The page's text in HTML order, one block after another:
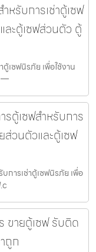
รับการเช่าตู้เซฟ
ละตู้เซฟส่วนตัว ตู้
เซฟนิรภัย เพื่อใช้งาน
—
ตู้เซฟสำหรับการ
ส่วนตัวและตู้เซฟ
ารเช่าตู้เซฟนิรภัย เพื่อ
ขายตู้เซฟ รับติด
ถูก